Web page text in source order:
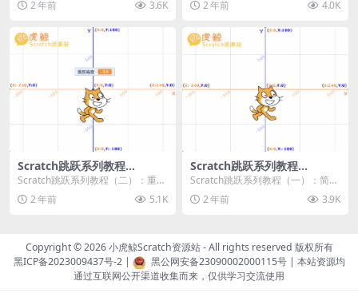
... 2 年前 3.6K
连...2 年前 4.0K
Scratch跳跃系列教程
（二）：重力跳跃
Scratch跳跃系列教程（二）：重力
跳跃 作者：小虎鲸Scratch资源站
按...2 年前 5.1K
Scratch跳跃系列教程
（一）：简单跳跃
Scratch跳跃系列教程（一）：简单
跳跃 作者：小虎鲸Scratch资源站
按...2 年前 3.9K
Copyright © 2026小虎鲸Scratch资源站- All rights reserved 版权所有
黑ICP备2023009437号-2| 黑公网安备23090002000115号| 本站资源均
通过互联网公开渠道收集而来，仅供学习交流使用